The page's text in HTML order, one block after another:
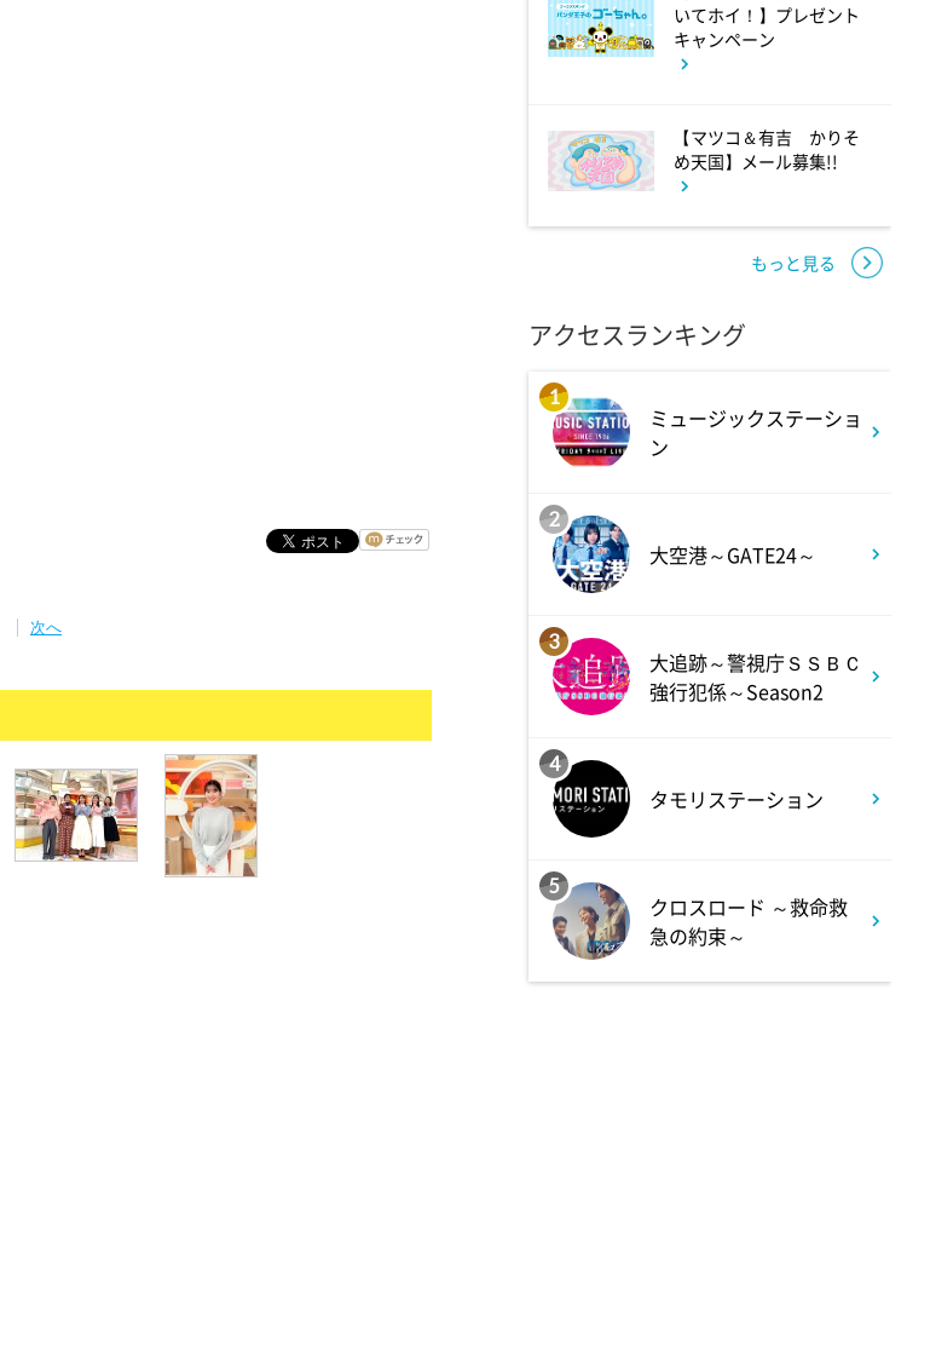
次へ
よる 10:56
よる 11:00
熱闘甲子園 涙は、強さにな
よる 11:30
す #5
天幕のジャードゥーガル
#7【イマニメーション】
深夜 0:30
テレ朝サマフェス音楽LIVEダイ
ジェスト
深夜
タイムトラベルダディ #2
ダイアン津田ドラマ初主演作
品 脚本:上田誠
いてホイ！】プレゼント
キャンペーン
【マツコ＆有吉 かりそ
め天国】メール募集!!
もっと見る
アクセスランキング
1
ミュージックステーショ
ン
2
大空港～GATE24～
3
大追跡～警視庁ＳＳＢＣ
強行犯係～Season2
4
タモリステーション
5
クロスロード ～救命救
急の約束～